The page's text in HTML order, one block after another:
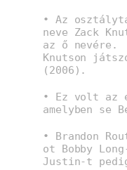
• Az
neve Zack
az ő nevére.
Knutson
(2006).
• Ez volt az
amelyben se
• Brandon
ot Bobby
Justin-t